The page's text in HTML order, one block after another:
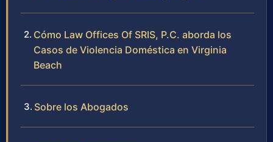
Cómo Law Offices Of SRIS, P.C. aborda los
Casos de Violencia Doméstica en Virginia
Beach
Sobre los Abogados